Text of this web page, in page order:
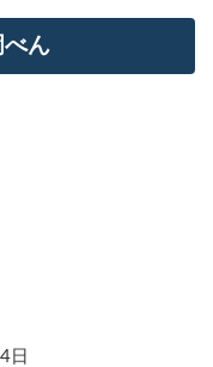
べん
日